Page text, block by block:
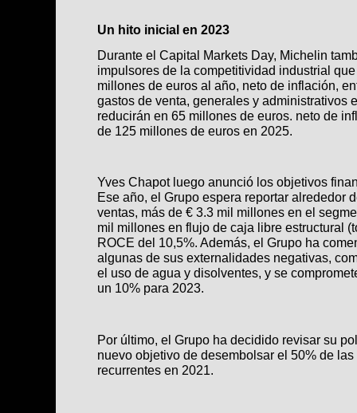
Un hito inicial en 2023
Durante el Capital Markets Day, Michelin
impulsores de la competitividad industrial
millones de euros al año, neto de inflación,
gastos de venta, generales y administrativos
reducirán en 65 millones de euros. neto de
de 125 millones de euros en 2025.
Yves Chapot luego anunció los objetivos
Ese año, el Grupo espera reportar alrededor
ventas, más de € 3.3 mil millones en el
mil millones en flujo de caja libre estructural
ROCE del 10,5%. Además, el Grupo ha
algunas de sus externalidades negativas,
el uso de agua y disolventes, y se
un 10% para 2023.
Por último, el Grupo ha decidido revisar su
nuevo objetivo de desembolsar el 50% de
recurrentes en 2021.